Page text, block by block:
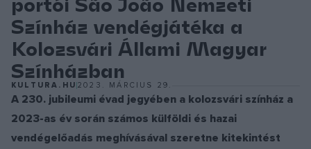
Színház vendégjátéka a
Kolozsvári Állami Magyar
Színházban
KULTURA.HU 2023. MÁRCIUS 29.
A 230. jubileumi évad jegyében a kolozsvári színház a
2023-as év során számos külföldi és hazai
vendégelőadás meghívásával szeretne kitekintést